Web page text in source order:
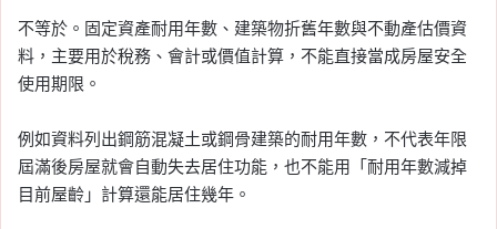
不等於。固定資產耐用年數、建築物折舊年數與不動產估價資
料，主要用於稅務、會計或價值計算，不能直接當成房屋安全
使用期限。
例如資料列出鋼筋混凝土或鋼骨建築的耐用年數，不代表年限
屆滿後房屋就會自動失去居住功能，也不能用「耐用年數減掉
目前屋齡」計算還能居住幾年。